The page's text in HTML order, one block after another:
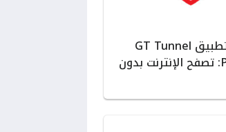
مراجعة تطبيق GT Tunnel
Pro VPN: تصفح الإنترنت بدون